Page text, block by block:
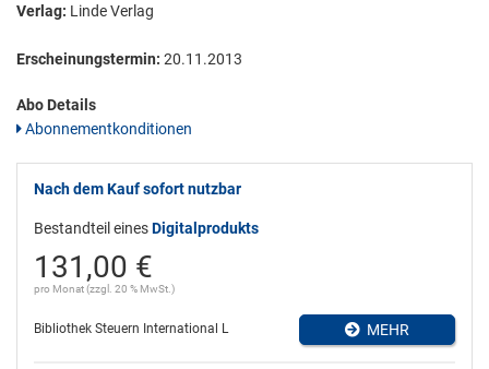
Verlag: Linde Verlag
Erscheinungstermin: 20.11.2013
Abo Details
Abonnementkonditionen
Nach dem Kauf sofort nutzbar
Bestandteil einesDigitalprodukts
131,00 €
pro Monat (zzgl. 20 % MwSt.)
Bibliothek Steuern International L MEHR